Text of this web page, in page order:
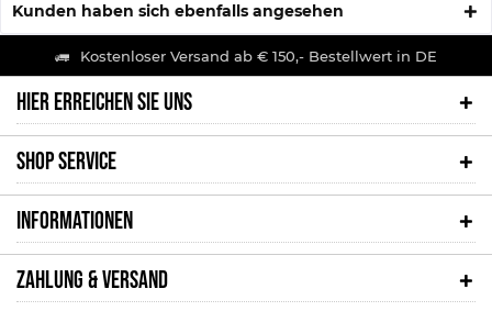
Kunden haben sich ebenfalls angesehen
Kostenloser Versand ab € 150,- Bestellwert in DE
HIER ERREICHEN SIE UNS
SHOP SERVICE
INFORMATIONEN
ZAHLUNG & VERSAND